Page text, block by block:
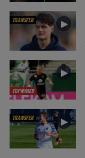
TRANSFER ►
TOPNYHED
►
TRANSFER ►